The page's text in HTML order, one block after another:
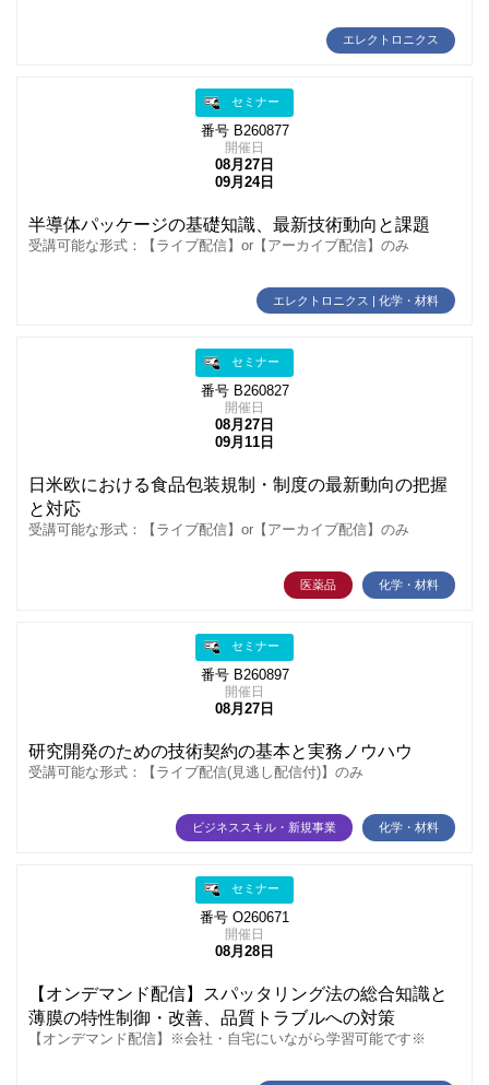
エレクトロニクス
セミナー
番号 B260877
開催日
08月27日
09月24日
半導体パッケージの基礎知識、最新技術動向と課題
受講可能な形式：【ライブ配信】or【アーカイブ配信】のみ
エレクトロニクス | 化学・材料
セミナー
番号 B260827
開催日
08月27日
09月11日
日米欧における食品包装規制・制度の最新動向の把握
と対応
受講可能な形式：【ライブ配信】or【アーカイブ配信】のみ
医薬品 化学・材料
セミナー
番号 B260897
開催日
08月27日
研究開発のための技術契約の基本と実務ノウハウ
受講可能な形式：【ライブ配信(見逃し配信付)】のみ
ビジネススキル・新規事業 化学・材料
セミナー
番号 O260671
開催日
08月28日
【オンデマンド配信】スパッタリング法の総合知識と
薄膜の特性制御・改善、品質トラブルへの対策
【オンデマンド配信】※会社・自宅にいながら学習可能です※